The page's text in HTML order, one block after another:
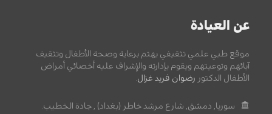
عن العيادة
موقع طبي علمي تثقيفي يهتم برعاية وصحة الأطفال وتثقيف
آبائهم وتوعيتهم ويقوم بإدارته والإشراف عليه أخصائي أمراض
الأطفال الدكتور رضوان فريد غزال.
سوريا, دمشق, شارع مرشد خاطر (بغداد) , جادة الخطيب.